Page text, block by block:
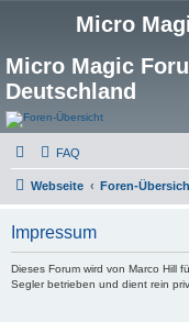
Micro
Micro Magic
Deutschland
FAQ
Webseite Foren-
Impressum
Dieses Forum wird von Marco Hill
Segler betrieben und dient rein